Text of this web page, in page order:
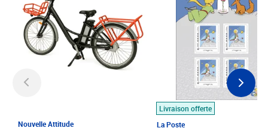
Nouvelle Attitude
Livraison offerte
La Poste